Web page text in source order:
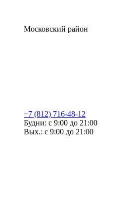
Московский район
+7 (812) 716-48-12
Будни: с 9:00 до 21:00
Вых.: с 9:00 до 21:00